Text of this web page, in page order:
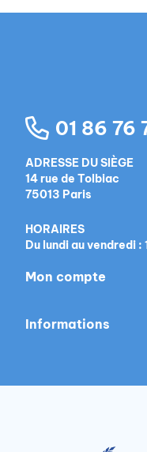
01 86 76
ADRESSE DU SIÈGE
14 rue de Tolbiac
75013 Paris
HORAIRES
Du lundi au vendredi
Mon compte
Informations